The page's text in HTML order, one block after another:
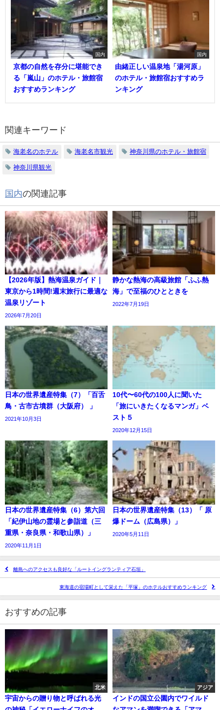
国内
京都の自然を存分に堪能でき
る「嵐山」のホテル・旅館宿
おすすめランキング
国内
由緒正しい温泉地「湯河原」
のホテル・旅館宿おすすめラ
ンキング
関連キーワード
海老名のホテル 海老名市観光 神奈川県のホテル・旅館宿
神奈川県観光
国内の関連記事
【2026年版】熱海温泉ガイド｜
東京から1時間!週末旅行に最適な
温泉リゾート
2026年7月20日
静かな熱海の高級旅館「ふふ熱
海」で至福のひとときを
2022年7月19日
日本の世界遺産特集（7）「百舌
鳥・古市古墳群（大阪府） 」
2021年10月3日
10代〜60代の100人に聞いた
「旅にいきたくなるマンガ」ベ
スト５
2020年12月15日
日本の世界遺産特集（6）第六回
「紀伊山地の霊場と参詣道（三
重県・奈良県・和歌山県）」
2020年11月1日
日本の世界遺産特集（13）「 原
爆ドーム（広島県）」
2020年5月11日
離島へのアクセスも良好な「ルートイングランティア石垣」
東海道の宿場町として栄えた「平塚」のホテルおすすめランキング
おすすめの記事
北米
宇宙からの贈り物と呼ばれる光
アジア
インドの国立公園内でワイルド